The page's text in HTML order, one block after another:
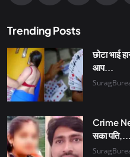
Trending Posts
छोटा भाई
आप...
Crime
सका पति,...